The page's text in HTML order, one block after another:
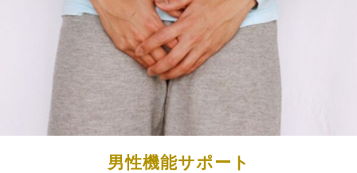
男性機能サポート